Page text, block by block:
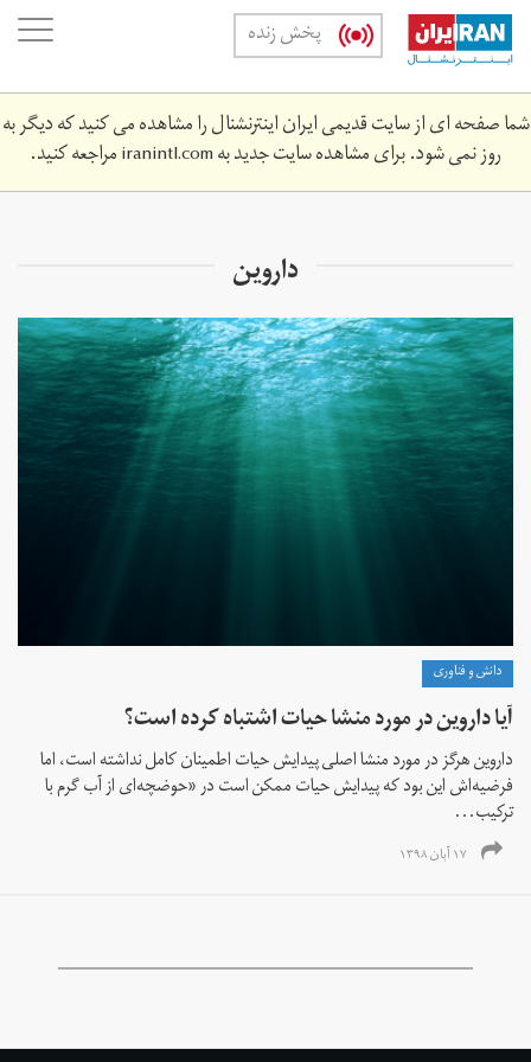
Skip
main
content
پخش زنده
شما صفحه ای از سایت قدیمی ایران اینترنشنال را مشاهده می کنید که دیگر به
روز نمی شود. برای مشاهده سایت جدید بهiranintl.comمراجعه کنید.
داروین
دانش و فناوری
آیا داروین در مورد منشا حیات اشتباه کرده است؟
داروین هرگز در مورد منشا اصلی پیدایش حیات اطمینان کامل نداشته است، اما
فرضیه‌اش این بود که پیدایش حیات ممکن است در «حوضچه‌ای از آب‌ گرم با
ترکیب...
۱۷ آبان ۱۳۹۸